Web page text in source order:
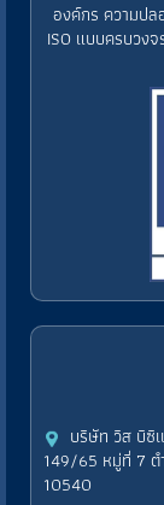
องค์กร ความป
ISO แบบครบวง
บริษัท วิส บิซิ
149/65 หมู่ที่ 7 ต
10540